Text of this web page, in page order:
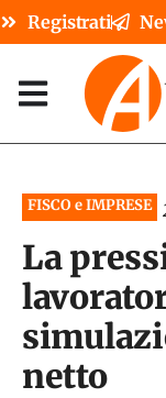
Registrati
FISCO e IMPRESE
La
netto